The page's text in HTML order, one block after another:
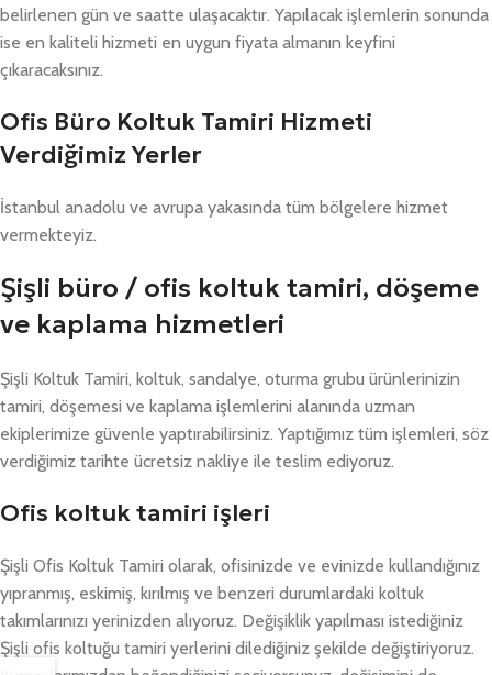
belirlenen gün ve saatte ulaşacaktır. Yapılacak işlemlerin sonunda
ise en kaliteli hizmeti en uygun fiyata almanın keyfini
çıkaracaksınız.
Ofis Büro Koltuk Tamiri Hizmeti
Verdiğimiz Yerler
İstanbul anadolu ve avrupa yakasında tüm bölgelere hizmet
vermekteyiz.
Şişli büro / ofis koltuk tamiri, döşeme
ve kaplama hizmetleri
Şişli Koltuk Tamiri, koltuk, sandalye, oturma grubu ürünlerinizin
tamiri, döşemesi ve kaplama işlemlerini alanında uzman
ekiplerimize güvenle yaptırabilirsiniz. Yaptığımız tüm işlemleri, söz
verdiğimiz tarihte ücretsiz nakliye ile teslim ediyoruz.
Ofis koltuk tamiri işleri
Şişli Ofis Koltuk Tamiri olarak, ofisinizde ve evinizde kullandığınız
yıpranmış, eskimiş, kırılmış ve benzeri durumlardaki koltuk
takımlarınızı yerinizden alıyoruz. Değişiklik yapılması istediğiniz
Şişli ofis koltuğu tamiri yerlerini dilediğiniz şekilde değiştiriyoruz.